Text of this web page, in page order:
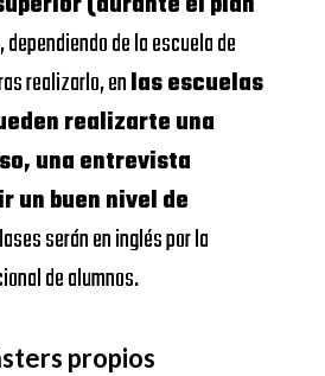
dependiendo de la escuela de
realizarlo, enlas escuelas
realizarte una
una entrevista
un buen nivel de
serán en inglés por la
de alumnos.
propios